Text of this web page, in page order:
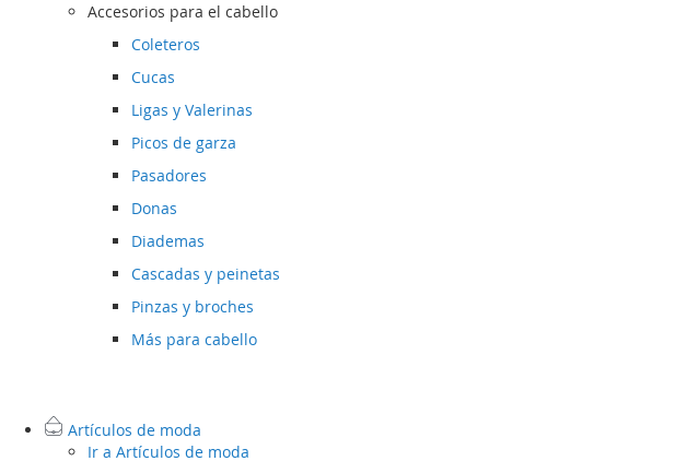
Accesorios para el cabello
Coleteros
Cucas
Ligas y Valerinas
Picos de garza
Pasadores
Donas
Diademas
Cascadas y peinetas
Pinzas y broches
Más para cabello
Artículos de moda
Ir a Artículos de moda